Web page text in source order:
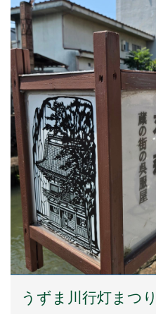
うずま川行灯まつり